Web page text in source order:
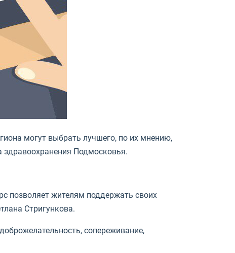
могут выбрать лучшего, по их мнению,
здравоохранения Подмосковья.
позволяет жителям поддержать своих
Стригункова.
сопереживание,